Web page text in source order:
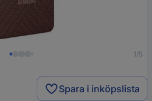
1/5
Spara i inköpslista